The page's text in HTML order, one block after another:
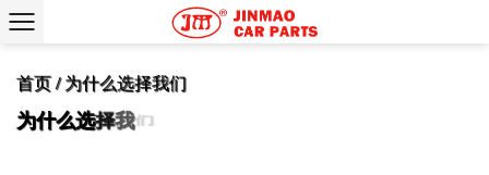
首页/为什么选择我们